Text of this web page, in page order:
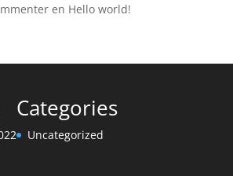
en Hello world!
Categories
Uncategorized